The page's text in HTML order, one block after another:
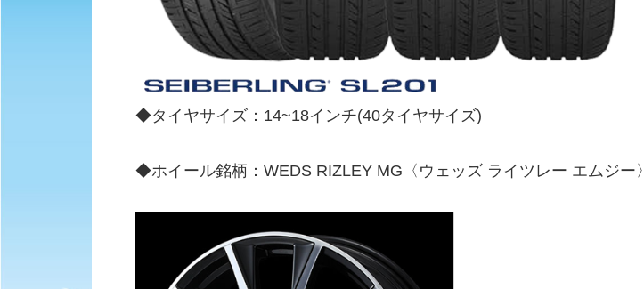
◆タイヤサイズ：14~18インチ(40タイヤサイズ)
◆ホイール銘柄：WEDS RIZLEY MG〈ウェッズ ライツレー エムジー〉